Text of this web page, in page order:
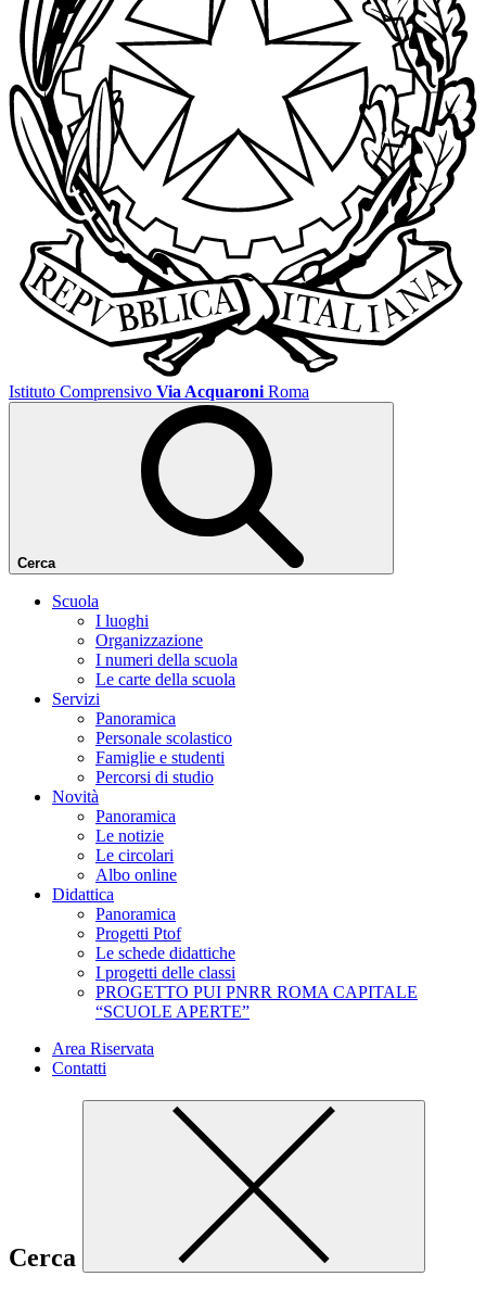
Istituto Comprensivo Via Acquaroni Roma
Cerca
Scuola
I luoghi
Organizzazione
I numeri della scuola
Le carte della scuola
Servizi
Panoramica
Personale scolastico
Famiglie e studenti
Percorsi di studio
Novità
Panoramica
Le notizie
Le circolari
Albo online
Didattica
Panoramica
Progetti Ptof
Le schede didattiche
I progetti delle classi
PROGETTO PUI PNRR ROMA CAPITALE
“SCUOLE APERTE”
Area Riservata
Contatti
Cerca